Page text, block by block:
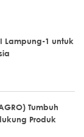
Lampung-1 untuk
Tumbuh
Produk